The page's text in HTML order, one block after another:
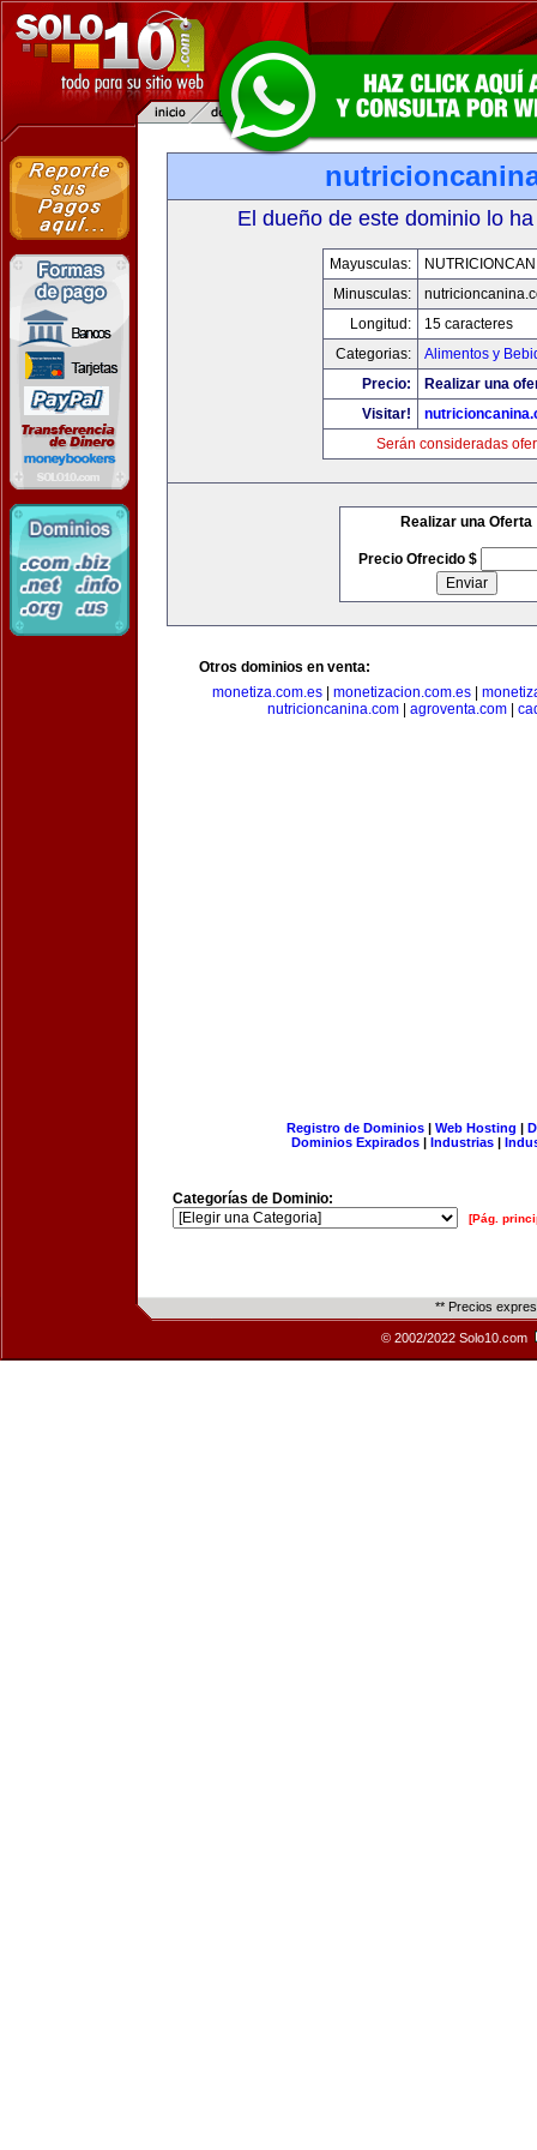
El dueño de este dominio lo
Mayusculas:
Minusculas:
Longitud:
15 caracteres
Categorias:
Alimentos y
Precio:
Realizar una
Visitar!
Serán consideradas
Realizar una Oferta
Precio Ofrecido $
Otros dominios en venta:
monetiza.com.es| monetizacion.com.es|
nutricioncanina.com| agroventa.com|
Registro de Dominios| Web Hosting |
Dominios Expirados | Industrias |
Categorías de Dominio:
[Pág.
** Precios
© 2002/2022 Solo10.com